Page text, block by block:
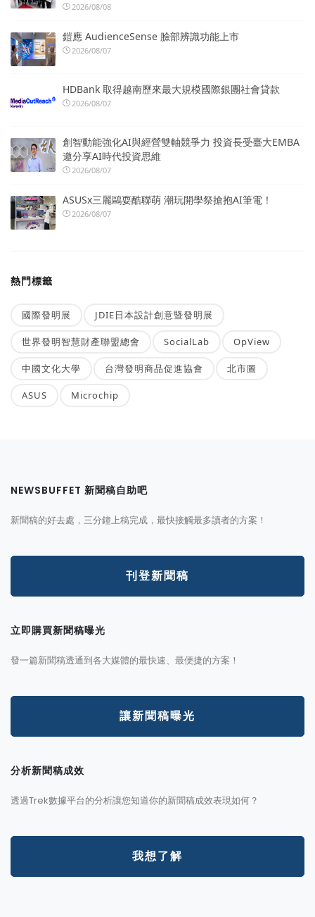
2026/08/08
鎧應 AudienceSense 臉部辨識功能上市
2026/08/07
HDBank 取得越南歷來最大規模國際銀團社會貸款
2026/08/07
創智動能強化AI與經營雙軸競爭力 投資長受臺大EMBA
邀分享AI時代投資思維
2026/08/07
ASUSx三麗鷗耍酷聯萌 潮玩開學祭搶抱AI筆電！
2026/08/07
熱門標籤
國際發明展 JDIE日本設計創意暨發明展
世界發明智慧財產聯盟總會 SocialLab OpView
中國文化大學 台灣發明商品促進協會 北市圖
ASUS Microchip
NEWSBUFFET 新聞稿自助吧
新聞稿的好去處，三分鐘上稿完成，最快接觸最多讀者的方案！
刊登新聞稿
立即購買新聞稿曝光
發一篇新聞稿透通到各大媒體的最快速、最便捷的方案！
讓新聞稿曝光
分析新聞稿成效
透過Trek數據平台的分析讓您知道你的新聞稿成效表現如何？
我想了解